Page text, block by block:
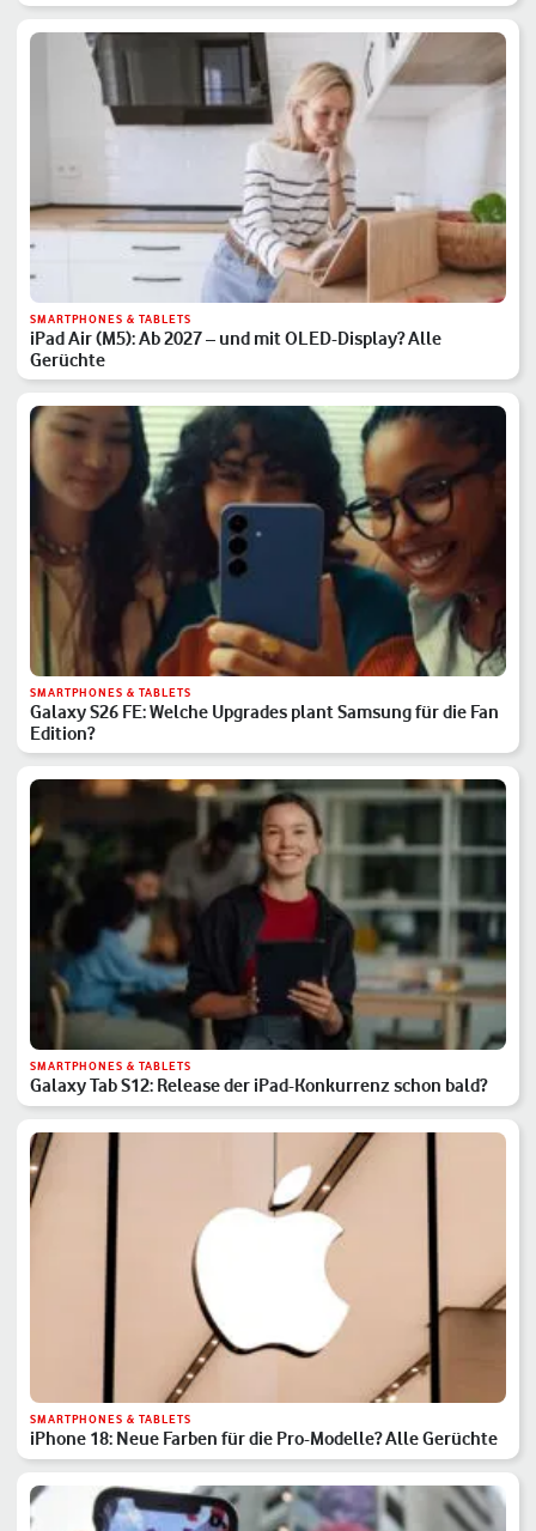
SMARTPHONES & TABLETS
iPad Air (M5): Ab 2027 – und mit OLED-Display? Alle
Gerüchte
SMARTPHONES & TABLETS
Galaxy S26 FE: Welche Upgrades plant Samsung für die Fan
Edition?
SMARTPHONES & TABLETS
Galaxy Tab S12: Release der iPad-Konkurrenz schon bald?
SMARTPHONES & TABLETS
iPhone 18: Neue Farben für die Pro-Modelle? Alle Gerüchte